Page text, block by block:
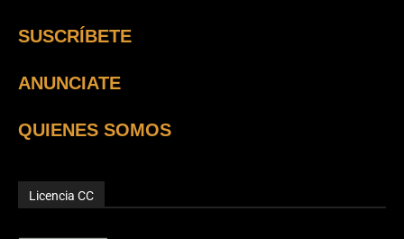
SUSCRÍBETE
ANUNCIATE
QUIENES SOMOS
Licencia CC